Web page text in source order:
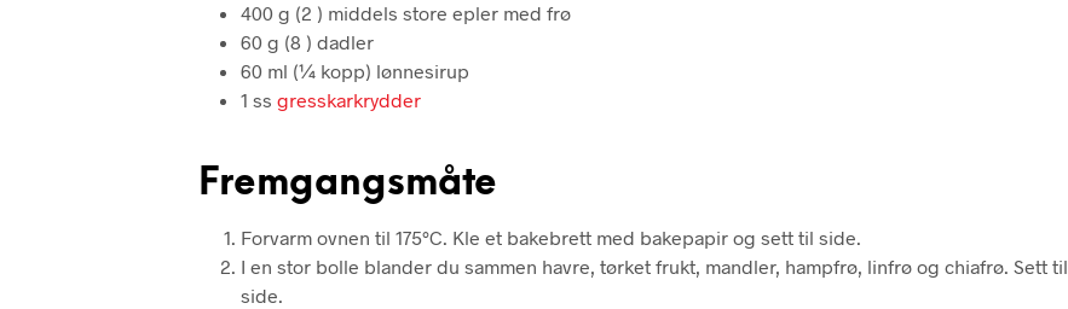
400 g (2 ) middels store epler med frø
60 g (8 ) dadler
60 ml (¼ kopp) lønnesirup
1 ss gresskarkrydder
Fremgangsmåte
Forvarm ovnen til 175°C. Kle et bakebrett med bakepapir og sett til side.
I en stor bolle blander du sammen havre, tørket frukt, mandler, hampfrø, linfrø og chiafrø. Sett til
side.